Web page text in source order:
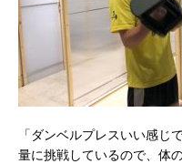
「ダンベルプレスいい感じ
量に挑戦しているので、体